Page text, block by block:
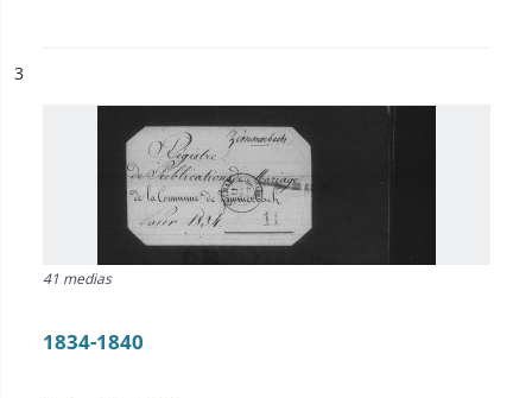
n°
3
41 medias
1834-1840